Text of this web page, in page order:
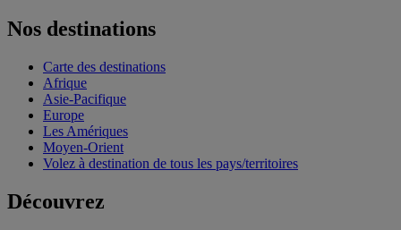
Nos destinations
Carte des destinations
Afrique
Asie-Pacifique
Europe
Les Amériques
Moyen-Orient
Volez à destination de tous les pays/territoires
Découvrez